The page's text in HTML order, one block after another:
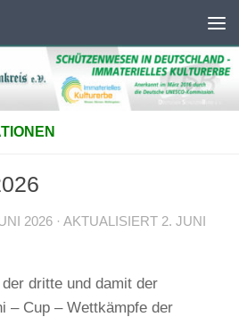
2026 · AKTUALISIERT 2. JUNI
dritte und damit der
– Cup – Wettkämpfe der